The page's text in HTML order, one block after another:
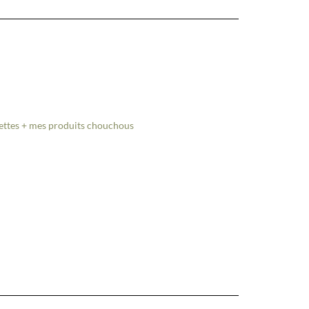
+ mes produits chouchous